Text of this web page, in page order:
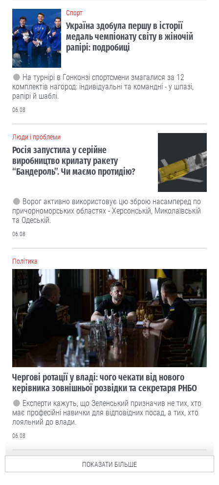
Cпорт
Україна здобула першу в історії
медаль чемпіонату світу в жіночій
рапірі: подробиці
На турнірі в Гонконзі спортсмени змагалися за 12
комплектів нагород: індивідуальні та командні - у шпазі,
рапірі й шаблі.
06.08
Люди і проблеми
Росія запустила у серійне
виробництво крилату ракету
“Бандероль”. Чи маємо протидію?
Ворог активно використовує цю зброю насамперед по
причорноморських областях - Херсонській, Миколаївській
та Одеській.
06.08
Політика
Чергові ротації у владі: чого чекати від нового
керівника зовнішньої розвідки та секретаря РНБО
Експерти кажуть, що Зеленський призначив не тих, хто
має професійні навички для відповідних посад, а тих, хто
лояльний до влади.
06.08
ПОКАЗАТИ БІЛЬШЕ